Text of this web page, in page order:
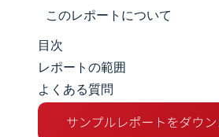
このレポートについて
マーケットスナップショット
市場概要
主な市場動向
目次
レポートの範囲
よくある質問